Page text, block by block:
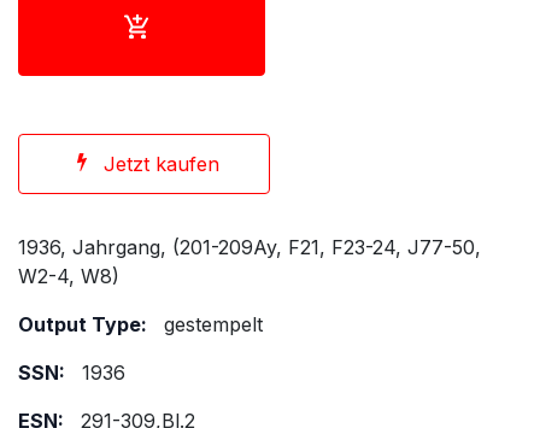
Jetzt kaufen
1936, Jahrgang, (201-209Ay, F21, F23-24, J77-50,
W2-4, W8)
Output Type:
gestempelt
SSN:
1936
ESN:
291-309,Bl.2